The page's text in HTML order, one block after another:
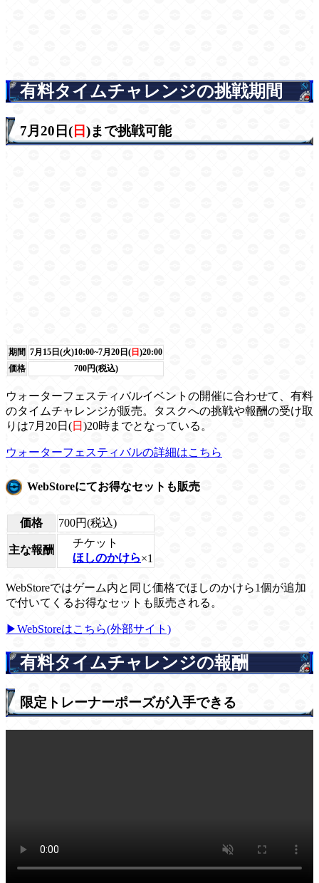
有料タイムチャレンジの挑戦期間
7月20日( 日)まで挑戦可能
期間 7月15日(火)10:00~7月20日( 日 )20:00
価格
700円(税込)
ウォーターフェスティバルイベントの開催に合わせて、有料
のタイムチャレンジが販売。タスクへの挑戦や報酬の受け取
りは7月20日(日 )20時までとなっている。
ウォーターフェスティバルの詳細はこちら
WebStoreにてお得なセットも販売
価格 700円(税込)
主な報酬
チケット
ほしのかけら×1
WebStoreではゲーム内と同じ価格でほしのかけら1個が追加
で付いてくるお得なセットも販売される。
▶WebStoreはこちら(外部サイト)
有料タイムチャレンジの報酬
限定トレーナーポーズが入手できる